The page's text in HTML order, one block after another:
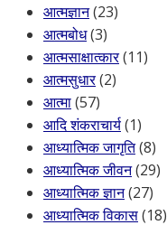
आत्मज्ञान(23)
आत्मबोध(3)
आत्मसाक्षात्कार(11)
आत्मसुधार(2)
आत्मा(57)
आदि शंकराचार्य(1)
आध्यात्मिक जागृति(8)
आध्यात्मिक जीवन(29)
आध्यात्मिक ज्ञान(27)
आध्यात्मिक विकास(18)